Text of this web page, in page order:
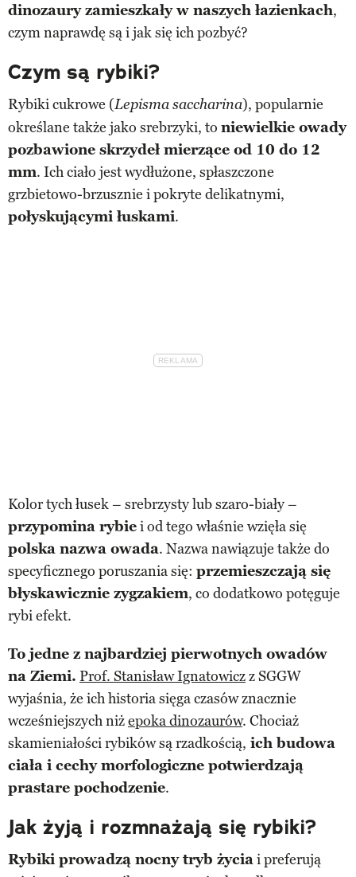
dinozaury zamieszkały w naszych łazienkach,
czym naprawdę są i jak się ich pozbyć?
Czym są rybiki?
Rybiki cukrowe (Lepisma saccharina), popularnie
określane także jako srebrzyki, to niewielkie owady
pozbawione skrzydeł mierzące od 10 do 12
mm. Ich ciało jest wydłużone, spłaszczone
grzbietowo-brzusznie i pokryte delikatnymi,
połyskującymi łuskami.
Kolor tych łusek – srebrzysty lub szaro-biały –
przypomina rybiei od tego właśnie wzięła się
polska nazwa owada. Nazwa nawiązuje także do
specyficznego poruszania się: przemieszczają się
błyskawicznie zygzakiem, co dodatkowo potęguje
rybi efekt.
To jedne z najbardziej pierwotnych owadów
na Ziemi. Prof. Stanisław Ignatowiczz SGGW
wyjaśnia, że ich historia sięga czasów znacznie
wcześniejszych niżepoka dinozaurów. Chociaż
skamieniałości rybików są rzadkością, ich budowa
ciała i cechy morfologiczne potwierdzają
prastare pochodzenie.
Jak żyją i rozmnażają się rybiki?
Rybiki prowadzą nocny tryb życiai preferują